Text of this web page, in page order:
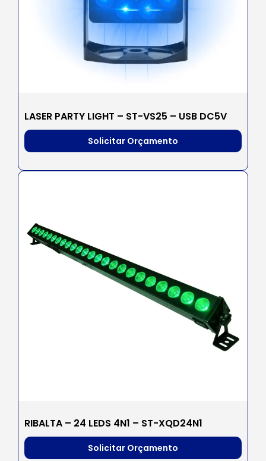
LASER PARTY LIGHT – ST-VS25 – USB DC5V
Solicitar Orçamento
RIBALTA – 24 LEDS 4N1 – ST-XQD24N1
Solicitar Orçamento